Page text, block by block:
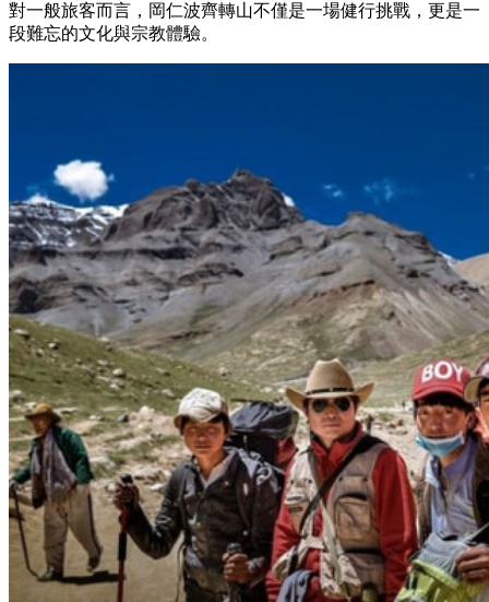
對一般旅客而言，岡仁波齊轉山不僅是一場健行挑戰，更是一
段難忘的文化與宗教體驗。